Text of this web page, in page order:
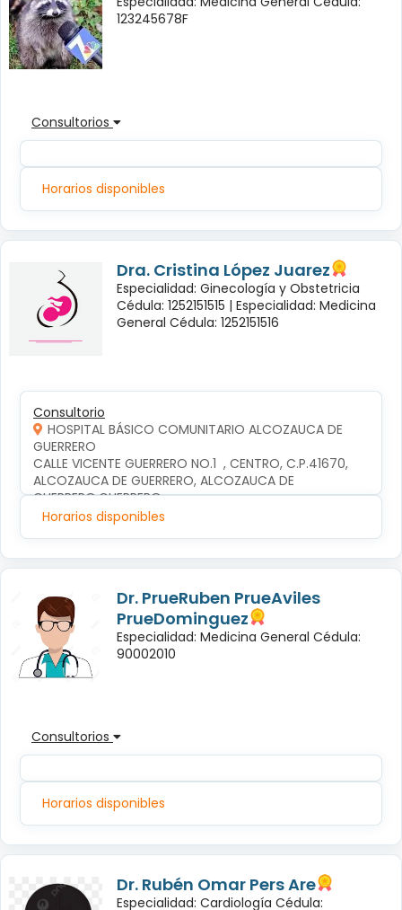
123245678F
Consultorios
Horarios disponibles
Dra. Cristina López Juarez
Especialidad: Ginecología y Obstetricia
Cédula: 1252151515 | Especialidad: Medicina
General Cédula: 1252151516
Consultorio
HOSPITAL BÁSICO COMUNITARIO ALCOZAUCA DE
GUERRERO
CALLE VICENTE GUERRERO NO.1  , CENTRO, C.P.41670,
ALCOZAUCA DE GUERRERO, ALCOZAUCA DE
GUERRERO,GUERRERO
Horarios disponibles
Dr. PrueRuben PrueAviles
PrueDominguez
Especialidad: Medicina General Cédula:
90002010
Consultorios
Horarios disponibles
Dr. Rubén Omar Pers Are
Especialidad: Cardiología Cédula: